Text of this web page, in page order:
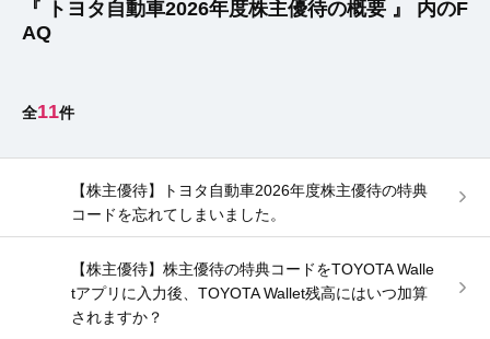
『 トヨタ自動車2026年度株主優待の概要 』 内のF
AQ
11
【株主優待】トヨタ自動車2026年度株主優待の特典
コードを忘れてしまいました。
【株主優待】株主優待の特典コードをTOYOTA Walle
tアプリに入力後、TOYOTA Wallet残高にはいつ加算
されますか？